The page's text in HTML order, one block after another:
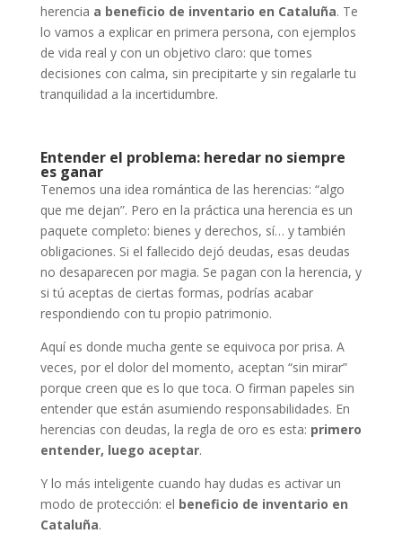
herencia a beneficio de inventario en Cataluña. Te
lo vamos a explicar en primera persona, con ejemplos
de vida real y con un objetivo claro: que tomes
decisiones con calma, sin precipitarte y sin regalarle tu
tranquilidad a la incertidumbre.
Entender el problema: heredar no siempre
es ganar
Tenemos una idea romántica de las herencias: “algo
que me dejan”. Pero en la práctica una herencia es un
paquete completo: bienes y derechos, sí… y también
obligaciones. Si el fallecido dejó deudas, esas deudas
no desaparecen por magia. Se pagan con la herencia, y
si tú aceptas de ciertas formas, podrías acabar
respondiendo con tu propio patrimonio.
Aquí es donde mucha gente se equivoca por prisa. A
veces, por el dolor del momento, aceptan “sin mirar”
porque creen que es lo que toca. O firman papeles sin
entender que están asumiendo responsabilidades. En
herencias con deudas, la regla de oro es esta: primero
entender, luego aceptar.
Y lo más inteligente cuando hay dudas es activar un
modo de protección: el beneficio de inventario en
Cataluña.